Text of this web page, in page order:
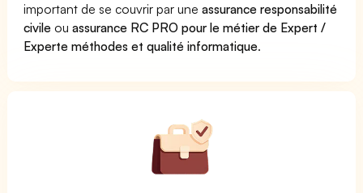
important de se couvrir par uneassurance responsabilité
civile ouassurance RC PRO pour le métier de Expert /
Experte méthodes et qualité informatique.